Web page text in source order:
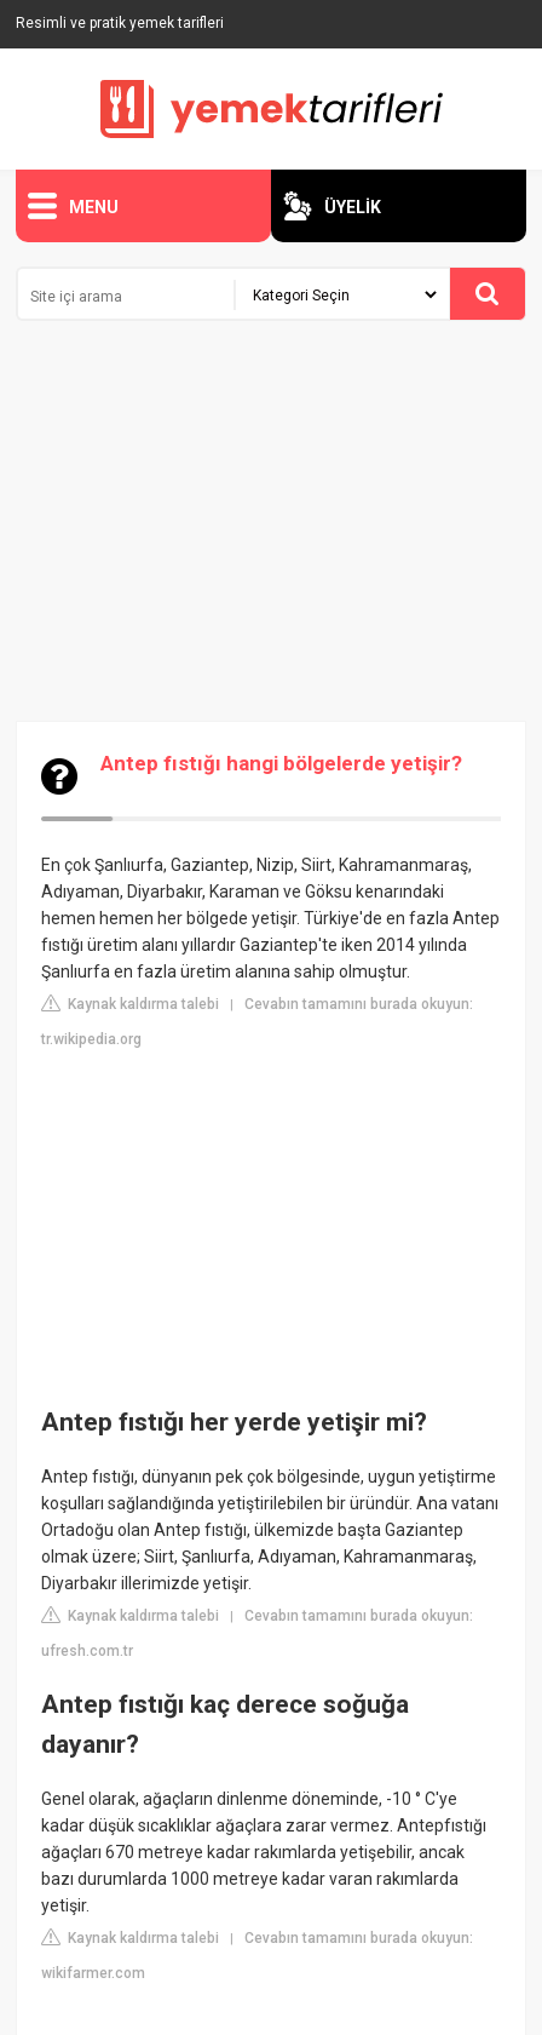
Resimli ve pratik yemek tarifleri
MENU ÜYELİK
Antep fıstığı hangi bölgelerde yetişir?
En çok Şanlıurfa, Gaziantep, Nizip, Siirt, Kahramanmaraş,
Adıyaman, Diyarbakır, Karaman ve Göksu kenarındaki
hemen hemen her bölgede yetişir. Türkiye'de en fazla Antep
fıstığı üretim alanı yıllardır Gaziantep'te iken 2014 yılında
Şanlıurfa en fazla üretim alanına sahip olmuştur.
Kaynak kaldırma talebi |Cevabın tamamını burada okuyun:
tr.wikipedia.org
Antep fıstığı her yerde yetişir mi?
Antep fıstığı, dünyanın pek çok bölgesinde, uygun yetiştirme
koşulları sağlandığında yetiştirilebilen bir üründür. Ana vatanı
Ortadoğu olan Antep fıstığı, ülkemizde başta Gaziantep
olmak üzere; Siirt, Şanlıurfa, Adıyaman, Kahramanmaraş,
Diyarbakır illerimizde yetişir.
Kaynak kaldırma talebi |Cevabın tamamını burada okuyun:
ufresh.com.tr
Antep fıstığı kaç derece soğuğa
dayanır?
Genel olarak, ağaçların dinlenme döneminde, -10 ° C'ye
kadar düşük sıcaklıklar ağaçlara zarar vermez. Antepfıstığı
ağaçları 670 metreye kadar rakımlarda yetişebilir, ancak
bazı durumlarda 1000 metreye kadar varan rakımlarda
yetişir.
Kaynak kaldırma talebi |Cevabın tamamını burada okuyun:
wikifarmer.com